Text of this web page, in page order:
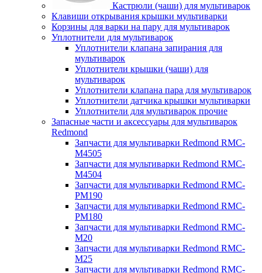
Кастрюли (чаши) для мультиварок
Клавиши открывания крышки мультиварки
Корзины для варки на пару для мультиварок
Уплотнители для мультиварок
Уплотнители клапана запирания для
мультиварок
Уплотнители крышки (чаши) для
мультиварок
Уплотнители клапана пара для мультиварок
Уплотнители датчика крышки мультиварки
Уплотнители для мультиварок прочие
Запасные части и аксессуары для мультиварок
Redmond
Запчасти для мультиварки Redmond RMC-
M4505
Запчасти для мультиварки Redmond RMC-
M4504
Запчасти для мультиварки Redmond RMC-
PM190
Запчасти для мультиварки Redmond RMC-
PM180
Запчасти для мультиварки Redmond RMC-
M20
Запчасти для мультиварки Redmond RMC-
M25
Запчасти для мультиварки Redmond RMC-